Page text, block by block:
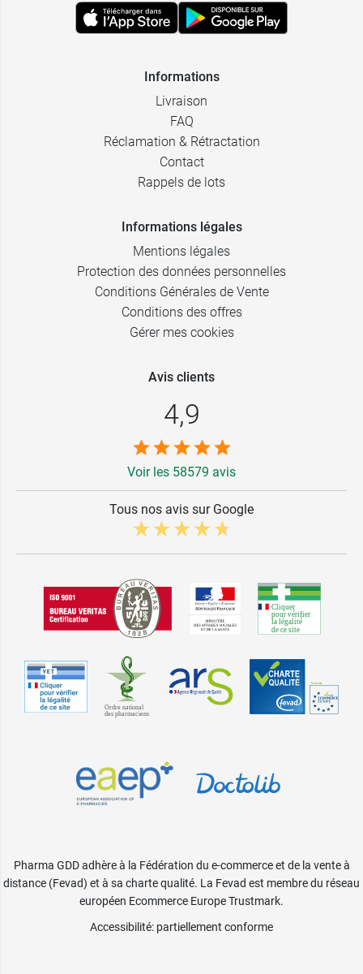
Informations
Livraison
FAQ
Réclamation & Rétractation
Contact
Rappels de lots
Informations légales
Mentions légales
Protection des données personnelles
Conditions Générales de Vente
Conditions des offres
Gérer mes cookies
Avis clients
4,9
Voir les 58579 avis
Tous nos avis sur Google
Pharma GDD adhère à la Fédération du e-commerce et de la vente à
distance (Fevad) et à sa charte qualité. La Fevad est membre du réseau
européen Ecommerce Europe Trustmark.
Accessibilité: partiellement conforme